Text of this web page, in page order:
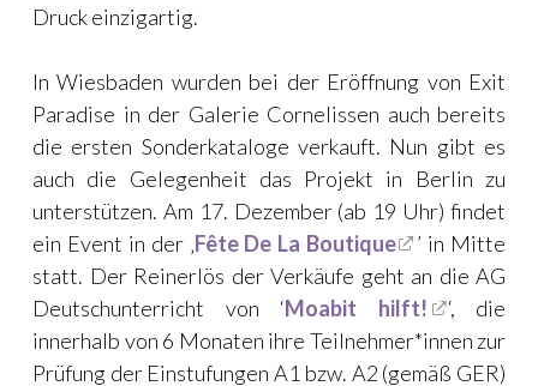
Druck einzigartig.
In Wiesbaden wurden bei der Eröffnung von Exit
Paradise in der Galerie Cornelissen auch bereits
die ersten Sonderkataloge verkauft. Nun gibt es
auch die Gelegenheit das Projekt in Berlin zu
unterstützen. Am 17. Dezember (ab 19 Uhr) findet
ein Event in der ‚Fête De La Boutique
’ in Mitte
statt. Der Reinerlös der Verkäufe geht an die AG
Deutschunterricht von ‘Moabit hilft!
‘, die
innerhalb von 6 Monaten ihre Teilnehmer*innen zur
Prüfung der Einstufungen A1 bzw. A2 (gemäß GER)